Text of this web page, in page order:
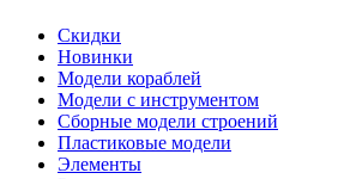
Скидки
Новинки
Модели кораблей
Модели с инструментом
Сборные модели строений
Пластиковые модели
Элементы